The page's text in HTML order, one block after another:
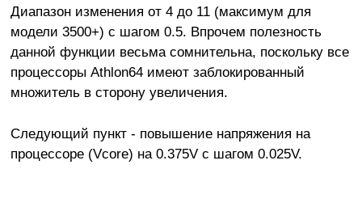
Диапазон изменения от 4 до 11 (максимум для
модели 3500+) с шагом 0.5. Впрочем полезность
данной функции весьма сомнительна, поскольку все
процессоры Athlon64 имеют заблокированный
множитель в сторону увеличения.
Следующий пункт - повышение напряжения на
процессоре (Vcore) на 0.375V с шагом 0.025V.